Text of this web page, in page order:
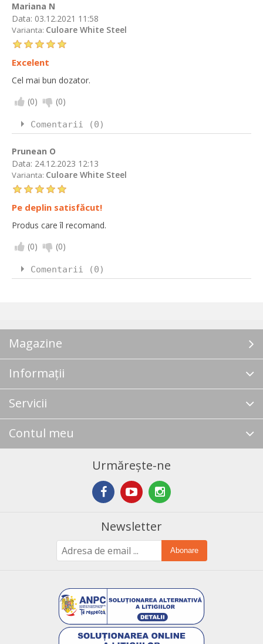
Mariana N
Data: 03.12.2021 11:58
Varianta: Culoare White Steel
Excelent
Cel mai bun dozator.
(0) (0)
Comentarii (0)
Prunean O
Data: 24.12.2023 12:13
Varianta: Culoare White Steel
Pe deplin satisfăcut!
Produs care îl recomand.
(0) (0)
Comentarii (0)
Magazine
Informații
Servicii
Contul meu
Urmărește-ne
Newsletter
Abonare